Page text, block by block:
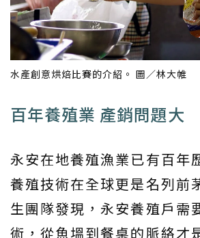
水產創意烘焙比賽的介紹。 圖／林大帷
百年養殖業 產銷問題大
永安在地養殖漁業已有百年
養殖技術在全球更是名列前
生團隊發現，永安養殖戶需
術，從魚塭到餐桌的脈絡才